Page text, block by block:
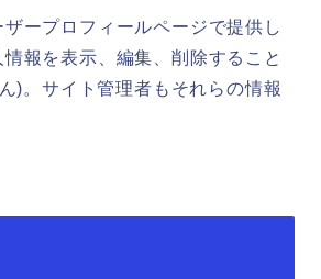
ープロフィールページで提供し
報を表示、編集、削除すること
)。サイト管理者もそれらの情報